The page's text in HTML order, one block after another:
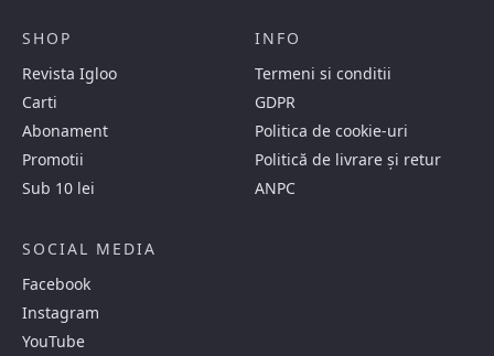
SHOP
Revista Igloo
Carti
Abonament
Promotii
Sub 10 lei
INFO
Termeni si conditii
GDPR
Politica de cookie-uri
Politică de livrare și retur
ANPC
SOCIAL MEDIA
Facebook
Instagram
YouTube